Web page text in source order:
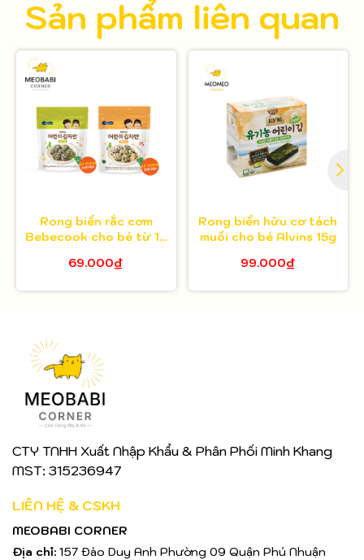
Sản phẩm liên quan
Rong biển rắc cơm
Bebecook cho bé từ 12
69.000₫
Rong biển hữu cơ tách
muối cho bé Alvins 15g
99.000₫
CTY TNHH Xuất Nhập Khẩu & Phân Phối Minh Khang
MST: 315236947
LIÊN HỆ & CSKH
MEOBABI CORNER
Địa chỉ: 157 Đào Duy Anh Phường 09 Quận Phú Nhuận